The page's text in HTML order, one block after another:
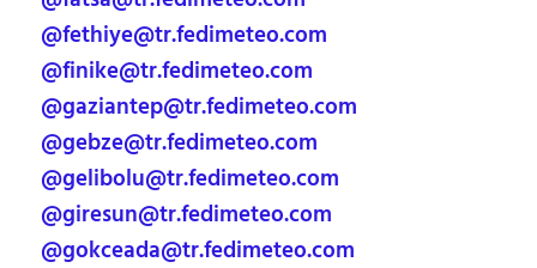
@fethiye@tr.fedimeteo.com
@finike@tr.fedimeteo.com
@gaziantep@tr.fedimeteo.com
@gebze@tr.fedimeteo.com
@gelibolu@tr.fedimeteo.com
@giresun@tr.fedimeteo.com
@gokceada@tr.fedimeteo.com